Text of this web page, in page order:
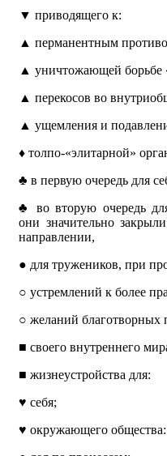
▼ приводящего к:
▲ перманентным
▲ уничтожающей борьбе
▲ перекосов во
▲ ущемления и
♦ толпо-«элитарной»
♣ в первую очередь для
♣
во вторую очередь
они значительно
направлении,
● для тружеников, при
○ устремлений к более
○ желаний благотворных
■ своего внутреннего
■ жизнеустройства для:
♥ себя;
♥ окружающего общества: